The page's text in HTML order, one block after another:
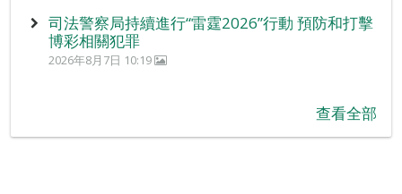
司法警察局持續進行“雷霆2026”行動 預防和打擊
博彩相關犯罪
2026年8月7日 10:19
查看全部